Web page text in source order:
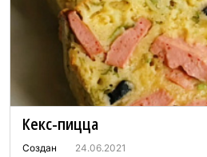
Кекс-пицца
Создан 24.06.2021